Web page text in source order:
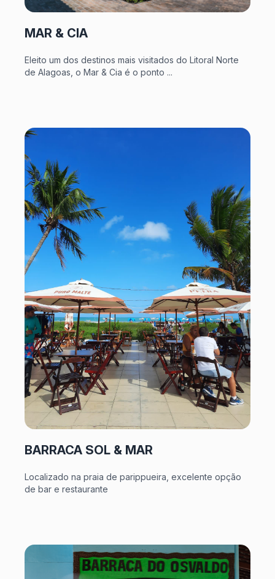
MAR & CIA
Eleito um dos destinos mais visitados do Litoral Norte
de Alagoas, o Mar & Cia é o ponto ...
BARRACA SOL & MAR
Localizado na praia de parippueira, excelente opção
de bar e restaurante